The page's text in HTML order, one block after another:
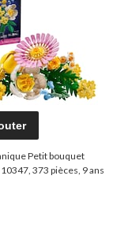
Petit bouquet
373 pièces, 9 ans